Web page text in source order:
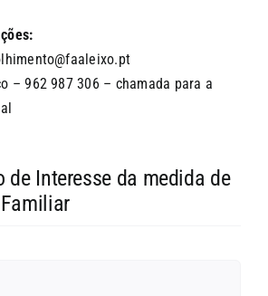
– 962 987 306 – chamada para a
de Interesse da medida de